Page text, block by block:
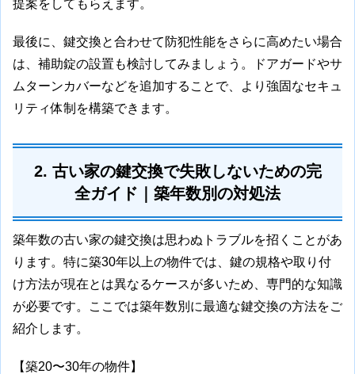
提案をしてもらえます。
最後に、鍵交換と合わせて防犯性能をさらに高めたい場合
は、補助錠の設置も検討してみましょう。ドアガードやサ
ムターンカバーなどを追加することで、より強固なセキュ
リティ体制を構築できます。
2. 古い家の鍵交換で失敗しないための完
全ガイド｜築年数別の対処法
築年数の古い家の鍵交換は思わぬトラブルを招くことがあ
ります。特に築30年以上の物件では、鍵の規格や取り付
け方法が現在とは異なるケースが多いため、専門的な知識
が必要です。ここでは築年数別に最適な鍵交換の方法をご
紹介します。
【築20〜30年の物件】